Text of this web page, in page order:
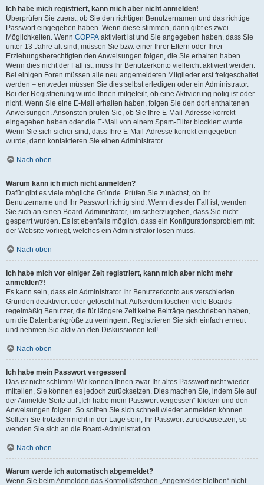
Ich habe mich registriert, kann mich aber nicht anmelden!
Überprüfen Sie zuerst, ob Sie den richtigen Benutzernamen und das richtige
Passwort eingegeben haben. Wenn diese stimmen, dann gibt es zwei
Möglichkeiten. Wenn COPPA aktiviert ist und Sie angegeben haben, dass Sie
unter 13 Jahre alt sind, müssen Sie bzw. einer Ihrer Eltern oder Ihrer
Erziehungsberechtigten den Anweisungen folgen, die Sie erhalten haben.
Wenn dies nicht der Fall ist, muss Ihr Benutzerkonto vielleicht aktiviert werden.
Bei einigen Foren müssen alle neu angemeldeten Mitglieder erst freigeschaltet
werden – entweder müssen Sie dies selbst erledigen oder ein Administrator.
Bei der Registrierung wurde Ihnen mitgeteilt, ob eine Aktivierung nötig ist oder
nicht. Wenn Sie eine E-Mail erhalten haben, folgen Sie den dort enthaltenen
Anweisungen. Ansonsten prüfen Sie, ob Sie Ihre E-Mail-Adresse korrekt
eingegeben haben oder die E-Mail von einem Spam-Filter blockiert wurde.
Wenn Sie sich sicher sind, dass Ihre E-Mail-Adresse korrekt eingegeben
wurde, dann kontaktieren Sie einen Administrator.
Nach oben
Warum kann ich mich nicht anmelden?
Dafür gibt es viele mögliche Gründe. Prüfen Sie zunächst, ob Ihr
Benutzername und Ihr Passwort richtig sind. Wenn dies der Fall ist, wenden
Sie sich an einen Board-Administrator, um sicherzugehen, dass Sie nicht
gesperrt wurden. Es ist ebenfalls möglich, dass ein Konfigurationsproblem mit
der Website vorliegt, welches ein Administrator lösen muss.
Nach oben
Ich habe mich vor einiger Zeit registriert, kann mich aber nicht mehr
anmelden?!
Es kann sein, dass ein Administrator Ihr Benutzerkonto aus verschieden
Gründen deaktiviert oder gelöscht hat. Außerdem löschen viele Boards
regelmäßig Benutzer, die für längere Zeit keine Beiträge geschrieben haben,
um die Datenbankgröße zu verringern. Registrieren Sie sich einfach erneut
und nehmen Sie aktiv an den Diskussionen teil!
Nach oben
Ich habe mein Passwort vergessen!
Das ist nicht schlimm! Wir können Ihnen zwar Ihr altes Passwort nicht wieder
mitteilen, Sie können es jedoch zurücksetzen. Dies machen Sie, indem Sie auf
der Anmelde-Seite auf „Ich habe mein Passwort vergessen“ klicken und den
Anweisungen folgen. So sollten Sie sich schnell wieder anmelden können.
Sollten Sie trotzdem nicht in der Lage sein, Ihr Passwort zurückzusetzen, so
wenden Sie sich an die Board-Administration.
Nach oben
Warum werde ich automatisch abgemeldet?
Wenn Sie beim Anmelden das Kontrollkästchen „Angemeldet bleiben“ nicht